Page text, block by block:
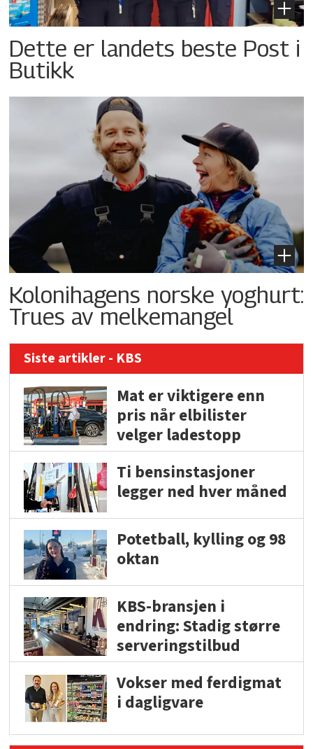
Dette er landets beste Post i
Butikk
Kolonihagens norske yoghurt:
Trues av melkemangel
Siste artikler - KBS
Mat er viktigere enn
pris når elbilister
velger ladestopp
Ti bensinstasjoner
legger ned hver måned
Potetball, kylling og 98
oktan
KBS-bransjen i
endring: Stadig større
serveringstilbud
Vokser med ferdigmat
i dagligvare